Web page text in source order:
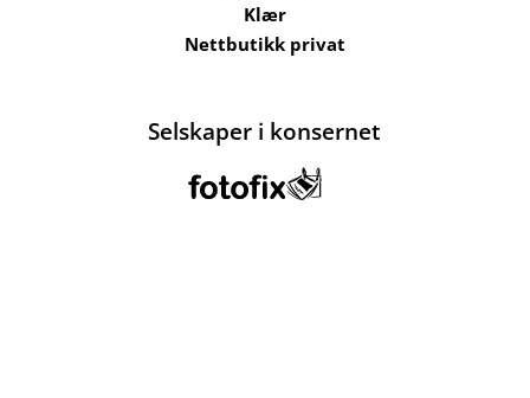
Klær
Nettbutikk privat
Selskaper i konsernet